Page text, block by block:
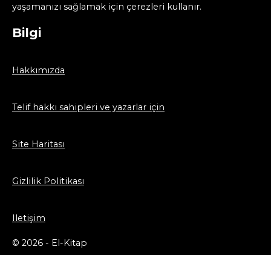
yaşamanızı sağlamak için çerezleri kullanır.
Bilgi
Hakkımızda
Telif hakkı sahipleri ve yazarlar için
Site Haritası
Gizlilik Politikası
Iletişim
© 2026 - El-Kitap